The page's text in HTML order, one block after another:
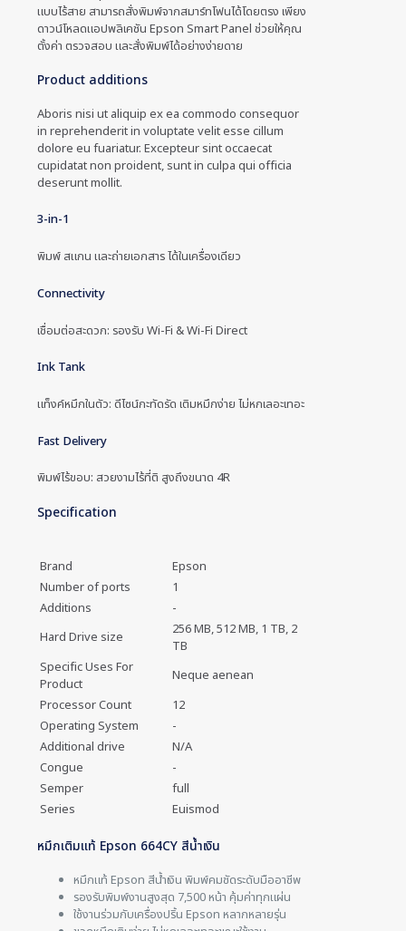
แบบไร้สาย สามารถสั่งพิมพ์จากสมาร์ทโฟนได้โดยตรง เพียง
ดาวน์โหลดแอปพลิเคชัน Epson Smart Panel ช่วยให้คุณ
ตั้งค่า ตรวจสอบ และสั่งพิมพ์ได้อย่างง่ายดาย
Product additions
Aboris nisi ut aliquip ex ea commodo consequor
in reprehenderit in voluptate velit esse cillum
dolore eu fuariatur. Excepteur sint occaecat
cupidatat non proident, sunt in culpa qui officia
deserunt mollit.
3-in-1
พิมพ์ สแกน และถ่ายเอกสาร ได้ในเครื่องเดียว
Connectivity
เชื่อมต่อสะดวก: รองรับ Wi-Fi & Wi-Fi Direct
Ink Tank
แท็งค์หมึกในตัว: ดีไซน์กะทัดรัด เติมหมึกง่าย ไม่หกเลอะเทอะ
Fast Delivery
พิมพ์ไร้ขอบ: สวยงามไร้ที่ติ สูงถึงขนาด 4R
Specification
Brand
Epson
Number of ports
1
Additions
-
Hard Drive size
256 MB, 512 MB, 1 TB, 2
TB
Specific Uses For
Product
Neque aenean
Processor Count
12
Operating System
-
Additional drive
N/A
Congue
-
Semper
full
Series
Euismod
หมึกเติมแท้ Epson 664CY สีน้ำเงิน
หมึกแท้ Epson สีน้ำเงิน พิมพ์คมชัดระดับมืออาชีพ
รองรับพิมพ์งานสูงสุด 7,500 หน้า คุ้มค่าทุกแผ่น
ใช้งานร่วมกับเครื่องปริ้น Epson หลากหลายรุ่น